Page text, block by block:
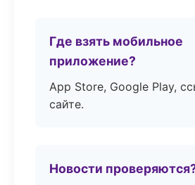
Где взять мобильное
приложение?
App Store, Google Play,
сайте.
Новости